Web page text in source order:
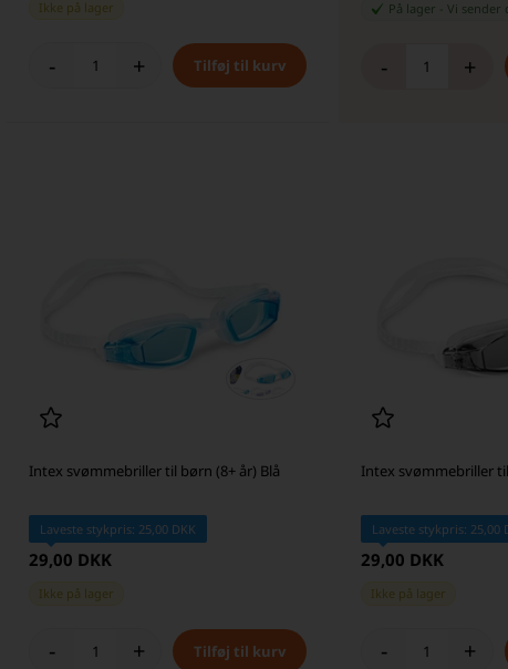
Ikke på lager
- +
På lager Vi sender
- +
Intex svømmebriller til børn (8+ år) Blå
Laveste stykpris: 25,00 DKK
29,00 DKK
Ikke på lager
- +
Intex svømmebriller
Laveste stykpris: 25,00
29,00 DKK
Ikke på lager
- +